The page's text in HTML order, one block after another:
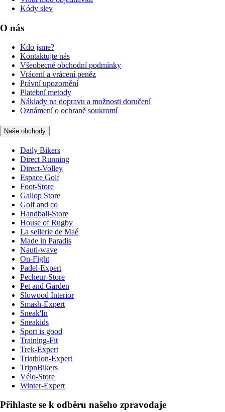
Kódy slev
O nás
Kdo jsme?
Kontaktujte nás
Všeobecné obchodní podmínky
Vrácení a vrácení peněz
Právní upozornění
Platební metody
Náklady na dopravu a možnosti doručení
Oznámení o ochraně soukromí
Naše obchody
Daily Bikers
Direct Running
Direct-Volley
Espace Golf
Foot-Store
Gallop Store
Golf and co
Handball-Store
House of Rugby
La sellerie de Maé
Made in Paradis
Nauti-wave
On-Fight
Padel-Expert
Pecheur-Store
Pet and Garden
Slowood Interior
Smash-Expert
Sneak'In
Sneakids
Sport is good
Training-Fit
Trek-Expert
Triathlon-Expert
TripnBikers
Vélo-Store
Winter-Expert
Přihlaste se k odběru našeho zpravodaje